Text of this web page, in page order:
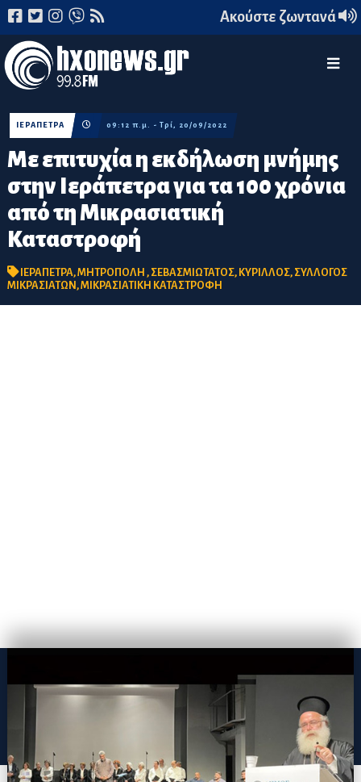
Ακούστε ζωντανά
Με επιτυχία η εκδήλωση μνήμης
στην Ιεράπετρα για τα 100 χρόνια
από τη Μικρασιατική
Καταστροφή
ΙΕΡΑΠΕΤΡΑ 09:12 π.μ. - Τρί, 20/09/2022
ΙΕΡΑΠΕΤΡΑ,ΜΗΤΡΟΠΟΛΗ , ΣΕΒΑΣΜΙΩΤΑΤΟΣ, ΚΥΡΙΛΛΟΣ, ΣΥΛΛΟΓΟΣ
ΜΙΚΡΑΣΙΑΤΩΝ,ΜΙΚΡΑΣΙΑΤΙΚΗ ΚΑΤΑΣΤΡΟΦΗ